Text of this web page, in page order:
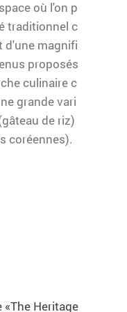
où l'on p
traditionnel c
d'une magnifi
proposés
culinaire c
grande vari
de riz)
coréennes).
Heritage